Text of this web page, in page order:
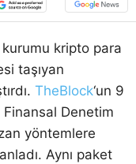
kripto para
taşıyan
TheBlock‘un 9
Denetim
yöntemlere
Aynı paket